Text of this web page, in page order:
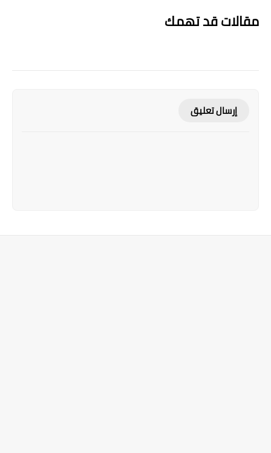
مقالات قد تهمك
إرسال تعليق